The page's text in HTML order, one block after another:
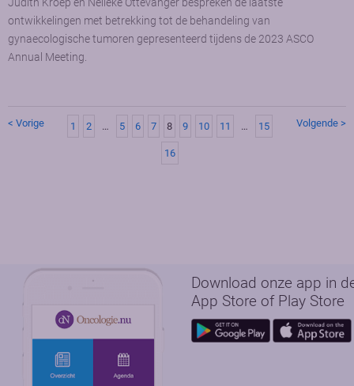
Judith Kroep en Nelleke Ottevanger bespreken de laatste
ontwikkelingen met betrekking tot de behandeling van
gynaecologische tumoren gepresenteerd tijdens de 2023 ASCO
Annual Meeting.
< Vorige 1 2 … 5 6 7 8 9 10 11 … 15
16
Volgende >
Download onze app in
App Store of Play Store